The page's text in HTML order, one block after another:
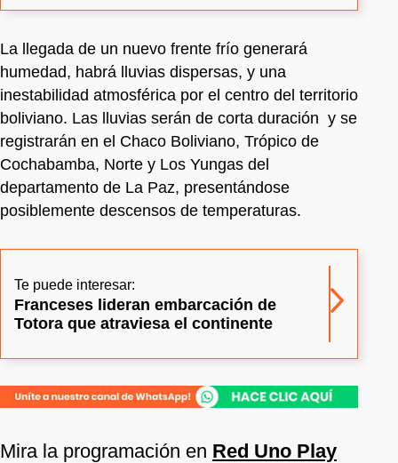
La llegada de un nuevo frente frío generará
humedad, habrá lluvias dispersas, y una
inestabilidad atmosférica por el centro del territorio
boliviano. Las lluvias serán de corta duración y se
registrarán en el Chaco Boliviano, Trópico de
Cochabamba, Norte y Los Yungas del
departamento de La Paz, presentándose
posiblemente descensos de temperaturas.
Te puede interesar:
Franceses lideran embarcación de
Totora que atraviesa el continente
Mira la programación en Red Uno Play